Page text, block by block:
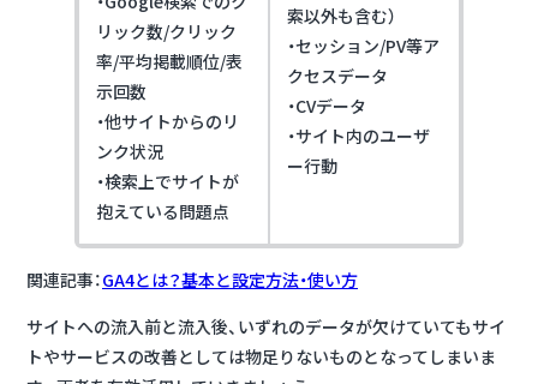
リック数/クリック
率/平均掲載順位/表
示回数
・他サイトからのリ
ンク状況
・検索上でサイトが
抱えている問題点
索以外も含む）
・セッション/PV等ア
クセスデータ
・CVデータ
・サイト内のユーザ
ー行動
関連記事：GA4とは？基本と設定方法・使い方
サイトへの流入前と流入後、いずれのデータが欠けていてもサイ
トやサービスの改善としては物足りないものとなってしまいま